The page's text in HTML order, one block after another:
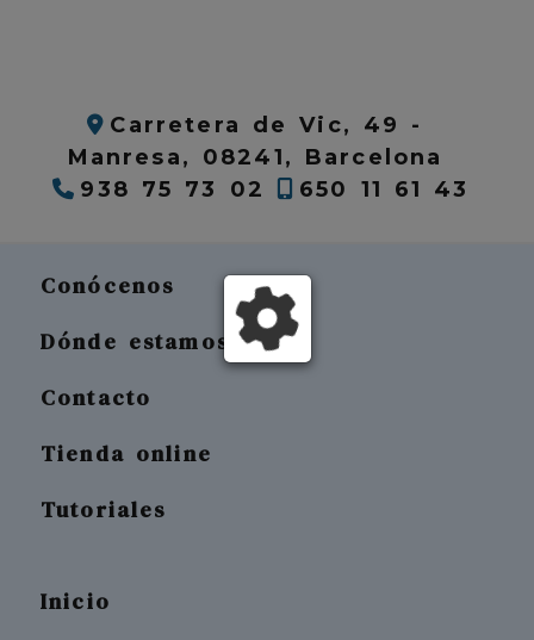
Carretera de Vic, 49 -
Manresa, 08241, Barcelona
938 75 73 02
650 11 61 43
Conócenos
Dónde estamos
Contacto
Tienda online
Tutoriales
Inicio